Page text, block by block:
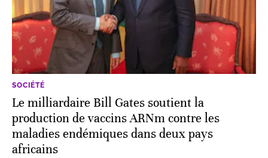
SOCIÉTÉ
Le milliardaire Bill Gates soutient la
production de vaccins ARNm contre les
maladies endémiques dans deux pays
africains